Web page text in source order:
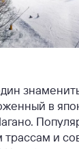
в
трассам и